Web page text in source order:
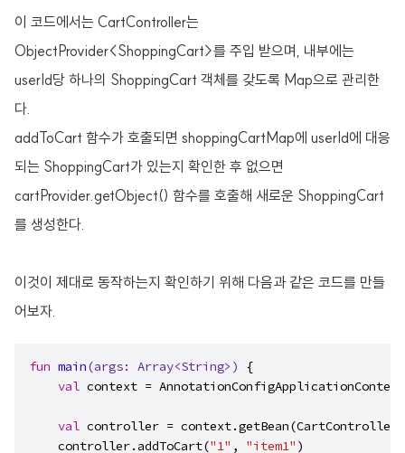
이 코드에서는 CartController는
ObjectProvider<ShoppingCart>를 주입 받으며, 내부에는
userId당 하나의 ShoppingCart 객체를 갖도록 Map으로 관리한
다.
addToCart 함수가 호출되면 shoppingCartMap에 userId에 대응
되는 ShoppingCart가 있는지 확인한 후 없으면
cartProvider.getObject() 함수를 호출해 새로운 ShoppingCart
를 생성한다.
이것이 제대로 동작하는지 확인하기 위해 다음과 같은 코드를 만들
어보자.
fun main(args: Array<String>)
{
val context =
val controller =
    controller.addToCart(
"1" , "item1" )